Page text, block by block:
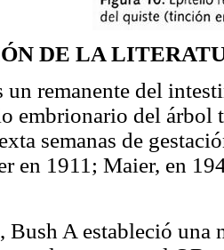
DE LA
un remanente del
embrionario del árbol
semanas de
en 1911; Maier, en
Bush A estableció una